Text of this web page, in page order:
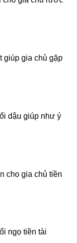
giúp gia chủ gặp
dậu giúp như ý
cho gia chủ tiền
ngọ tiền tài